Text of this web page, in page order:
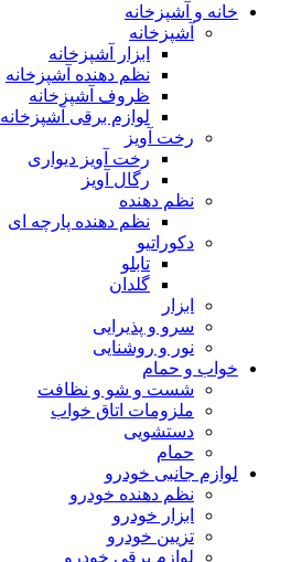
خانه و آشپزخانه
آشپزخانه
ابزار آشپزخانه
نظم دهنده آشپزخانه
ظروف آشپزخانه
لوازم برقی آشپزخانه
رخت آویز
رخت آویز دیواری
رگال آویز
نظم دهنده
نظم دهنده پارچه ای
دکوراتیو
تابلو
گلدان
ابزار
سرو و پذیرایی
نور و روشنایی
خواب و حمام
شست و شو و نظافت
ملزومات اتاق خواب
دستشویی
حمام
لوازم جانبی خودرو
نظم دهنده خودرو
ابزار خودرو
تزیین خودرو
لوازم برقی خودرو